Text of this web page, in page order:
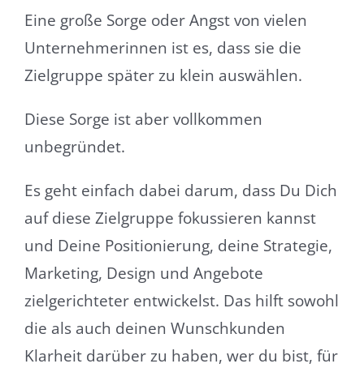
Eine große Sorge oder Angst von vielen
Unternehmerinnen ist es, dass sie die
Zielgruppe später zu klein auswählen.
Diese Sorge ist aber vollkommen
unbegründet.
Es geht einfach dabei darum, dass Du Dich
auf diese Zielgruppe fokussieren kannst
und Deine Positionierung, deine Strategie,
Marketing, Design und Angebote
zielgerichteter entwickelst. Das hilft sowohl
die als auch deinen Wunschkunden
Klarheit darüber zu haben, wer du bist, für